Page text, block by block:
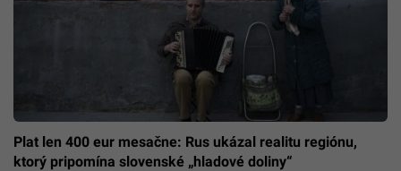
Plat len 400 eur mesačne: Rus ukázal realitu regiónu,
ktorý pripomína slovenské „hladové doliny“